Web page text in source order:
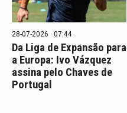
28-07-2026 · 07:44
Da Liga de Expansão para
a Europa: Ivo Vázquez
assina pelo Chaves de
Portugal